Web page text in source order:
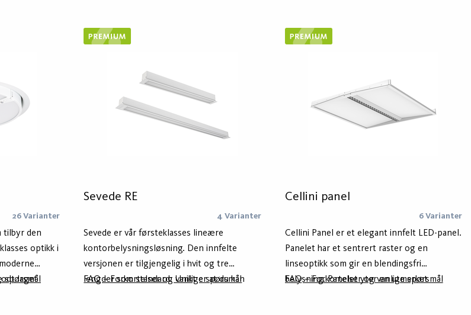
er laget av minst 75% resirkulert aluminium –
og i tre forskjellige størrelser. Kvill er også
tilgjengelig som pendlet og innfelt.
26 Varianter
tilbyr den
optikk i
laget
spørsmål
Sevede RE
4 Varianter
Sevede er vår førsteklasses lineære
kontorbelysningsløsning. Den innfelte
versjonen er tilgjengelig i hvit og tre
lengder som standard. Unikt er at du kan
FAQ – Forkortelser og vanlige spørsmål
Cellini panel
6 Varianter
Cellini Panel er et elegant innfelt LED-panel.
Panelet har et sentrert raster og en
linseoptikk som gir en blendingsfri
belysning. Panelet yter en utmerket
FAQ – Forkortelser og vanlige spørsmål